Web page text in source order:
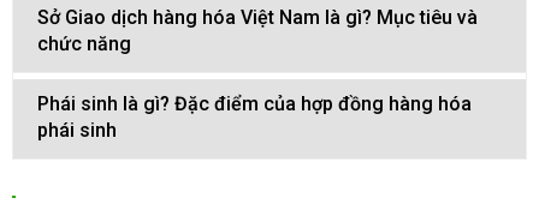
Sở Giao dịch hàng hóa Việt Nam là gì? Mục tiêu và
chức năng
Phái sinh là gì? Đặc điểm của hợp đồng hàng hóa
phái sinh